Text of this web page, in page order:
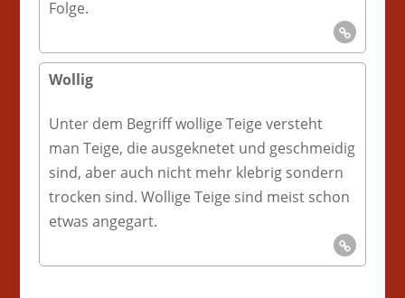
Folge.
Wollig
Unter dem Begriff wollige Teige versteht
man Teige, die ausgeknetet und geschmeidig
sind, aber auch nicht mehr klebrig sondern
trocken sind. Wollige Teige sind meist schon
etwas angegart.